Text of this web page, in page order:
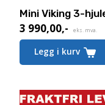
Mini Viking 3-
3 990,00,-
Nåværende
pris
eks. mva.
Legg i kurv